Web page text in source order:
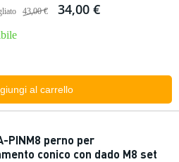
43,00 € 34,00 €
al carrello
PINM8 perno per
conico con dado M8 set